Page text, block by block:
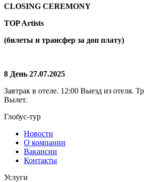
CLOSING CEREMONY
TOP Artists
(билеты и трансфер за доп плату)
8 День 27.07.2025
Завтрак в отеле. 12:00 Выезд из отеля.
Вылет.
Глобус-тур
Новости
О компании
Вакансии
Контакты
Услуги